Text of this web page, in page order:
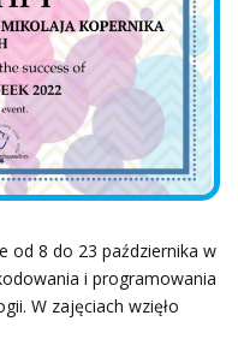
od 8 do 23 października w
i programowania
W zajęciach wzięło